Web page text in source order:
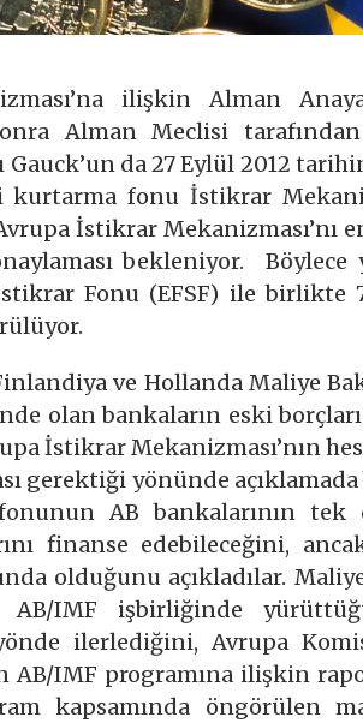
ilişkin Alman
Alman Meclisi
da 27 Eylül 2012
kurtarma fonu İstikrar
İstikrar Mekanizması’nı
bekleniyor. Böylece
Fonu (EFSF) ile birlikte
ve Hollanda Maliye
olan bankaların eski
İstikrar Mekanizması’nın
gerektiği yönünde
AB bankalarının tek
finanse edebileceğini,
olduğunu açıkladılar.
IMF işbirliğinde
ilerlediğini, Avrupa
AB/IMF programına ilişkin
kapsamında öngörülen